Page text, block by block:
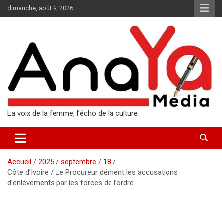
Aller
au
dimanche, août 9, 2026
La voix de la femme, l’écho de la culture
Accueil 2025 septembre
18
Côte d’Ivoire / Le Procureur dément les accusations
d’enlèvements par les forces de l’ordre